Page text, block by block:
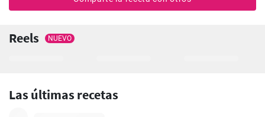
Reels NUEVO
Las últimas recetas